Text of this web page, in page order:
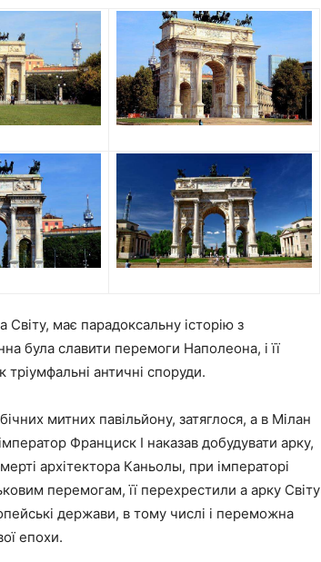
має парадоксальну історію з
була славити перемоги Наполеона, і її
тріумфальні античні споруди.
митних павільйону, затяглося, а в Мілан
Франциск I наказав добудувати арку,
архітектора Каньолы, при імператорі
перемогам, її перехрестили а арку Світу
держави, в тому числі і переможна
епохи.